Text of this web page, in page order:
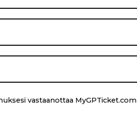
vastaanottaa MyGPTicket.com